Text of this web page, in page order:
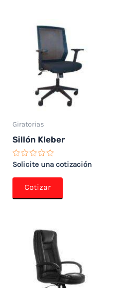
Giratorias
Sillón Kleber
Valorado
0
Solicite una cotización
Cotizar